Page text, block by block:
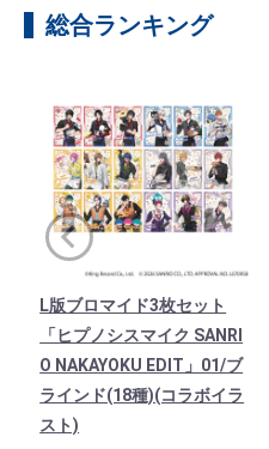
総合ランキング
L版ブロマイド3枚セット
「ヒプノシスマイク SANRI
O NAKAYOKU EDIT」01/ブ
ラインド(18種)(コラボイラ
スト)